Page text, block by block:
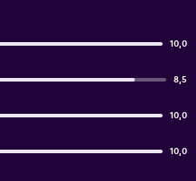
10,0
8,5
10,0
10,0